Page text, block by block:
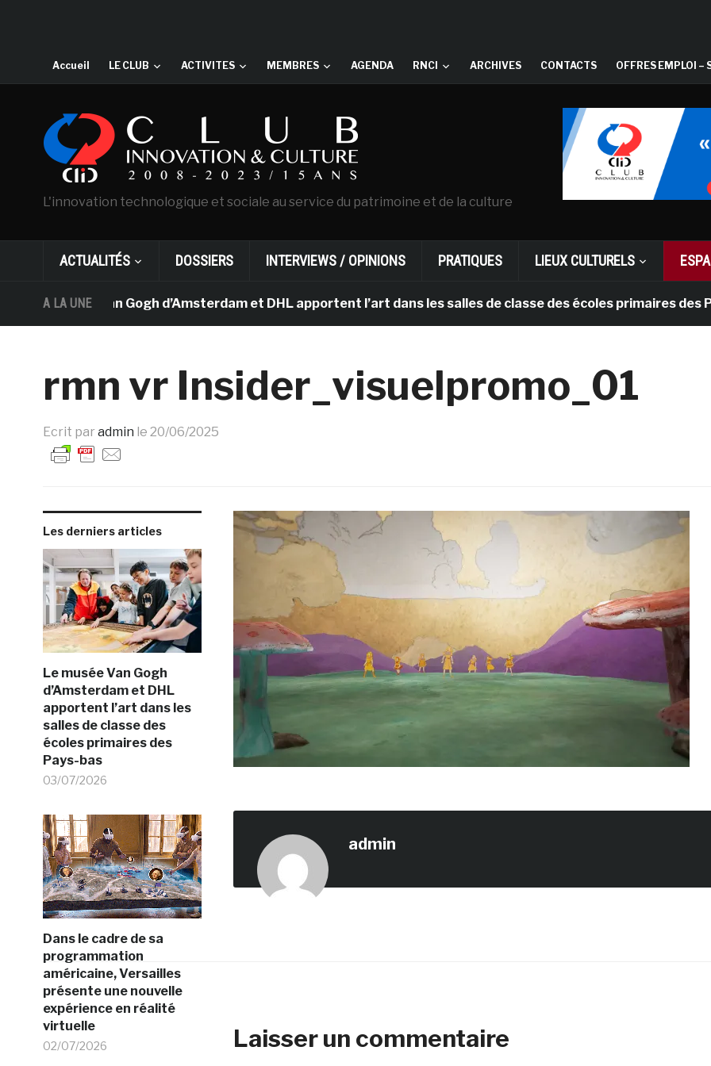
Accueil LE CLUB ACTIVITES MEMBRES AGENDA RNCI ARCHIVES CONTACTS OFFRES EMPLOI –
L'innovation technologique et sociale au service du patrimoine et de la culture
ACTUALITÉS DOSSIERS INTERVIEWS / OPINIONS PRATIQUES LIEUX CULTURELS
A LA UNE
musée Van Gogh d’Amsterdam et DHL apportent l’art dans les salles de classe des écoles primaires des Pays-
rmn vr Insider_visuelpromo_01
Ecrit par admin le 20/06/2025
Les derniers articles
Le musée Van Gogh
d’Amsterdam et DHL
apportent l’art dans les
salles de classe des
écoles primaires des
Pays-bas
03/07/2026
Dans le cadre de sa
programmation
américaine, Versailles
présente une nouvelle
expérience en réalité
virtuelle
02/07/2026
admin
Laisser un commentaire